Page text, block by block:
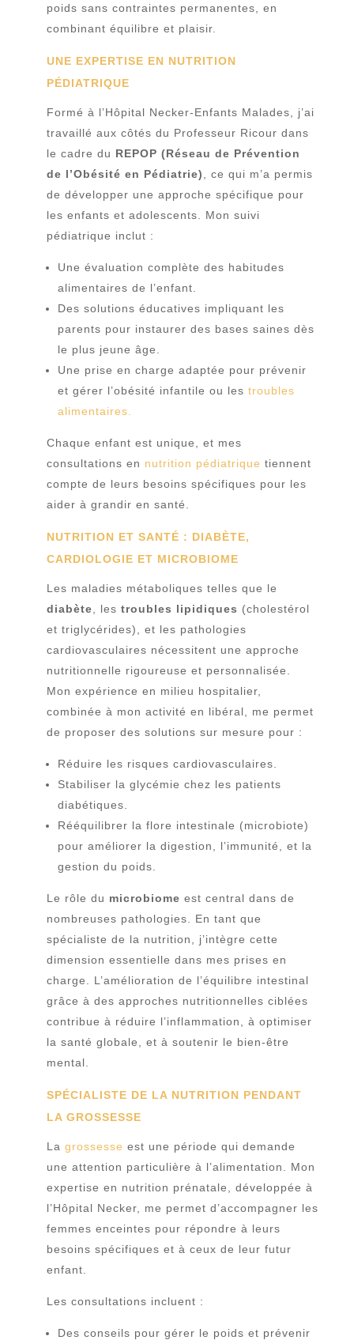
poids sans contraintes permanentes, en
combinant équilibre et plaisir.
UNE EXPERTISE EN NUTRITION
PÉDIATRIQUE
Formé à l’Hôpital Necker-Enfants Malades, j’ai
travaillé aux côtés du Professeur Ricour dans
le cadre du REPOP (Réseau de Prévention
de l’Obésité en Pédiatrie)
, ce qui m’a permis
de développer une approche spécifique pour
les enfants et adolescents. Mon suivi
pédiatrique inclut :
Une évaluation complète des habitudes
alimentaires de l’enfant.
Des solutions éducatives impliquant les
parents pour instaurer des bases saines dès
le plus jeune âge.
Une prise en charge adaptée pour prévenir
et gérer l’obésité infantile ou les troubles
alimentaires.
Chaque enfant est unique, et mes
consultations en nutrition pédiatrique tiennent
compte de leurs besoins spécifiques pour les
aider à grandir en santé.
NUTRITION ET SANTÉ : DIABÈTE,
CARDIOLOGIE ET MICROBIOME
Les maladies métaboliques telles que le
diabète , les troubles lipidiques (cholestérol
et triglycérides), et les pathologies
cardiovasculaires nécessitent une approche
nutritionnelle rigoureuse et personnalisée.
Mon expérience en milieu hospitalier,
combinée à mon activité en libéral, me permet
de proposer des solutions sur mesure pour :
Réduire les risques cardiovasculaires.
Stabiliser la glycémie chez les patients
diabétiques.
Rééquilibrer la flore intestinale (microbiote)
pour améliorer la digestion, l’immunité, et la
gestion du poids.
Le rôle du microbiome est central dans de
nombreuses pathologies. En tant que
spécialiste de la nutrition, j’intègre cette
dimension essentielle dans mes prises en
charge. L’amélioration de l’équilibre intestinal
grâce à des approches nutritionnelles ciblées
contribue à réduire l’inflammation, à optimiser
la santé globale, et à soutenir le bien-être
mental.
SPÉCIALISTE DE LA NUTRITION PENDANT
LA GROSSESSE
La grossesse est une période qui demande
une attention particulière à l’alimentation. Mon
expertise en nutrition prénatale, développée à
l’Hôpital Necker, me permet d’accompagner les
femmes enceintes pour répondre à leurs
besoins spécifiques et à ceux de leur futur
enfant.
Les consultations incluent :
Des conseils pour gérer le poids et prévenir